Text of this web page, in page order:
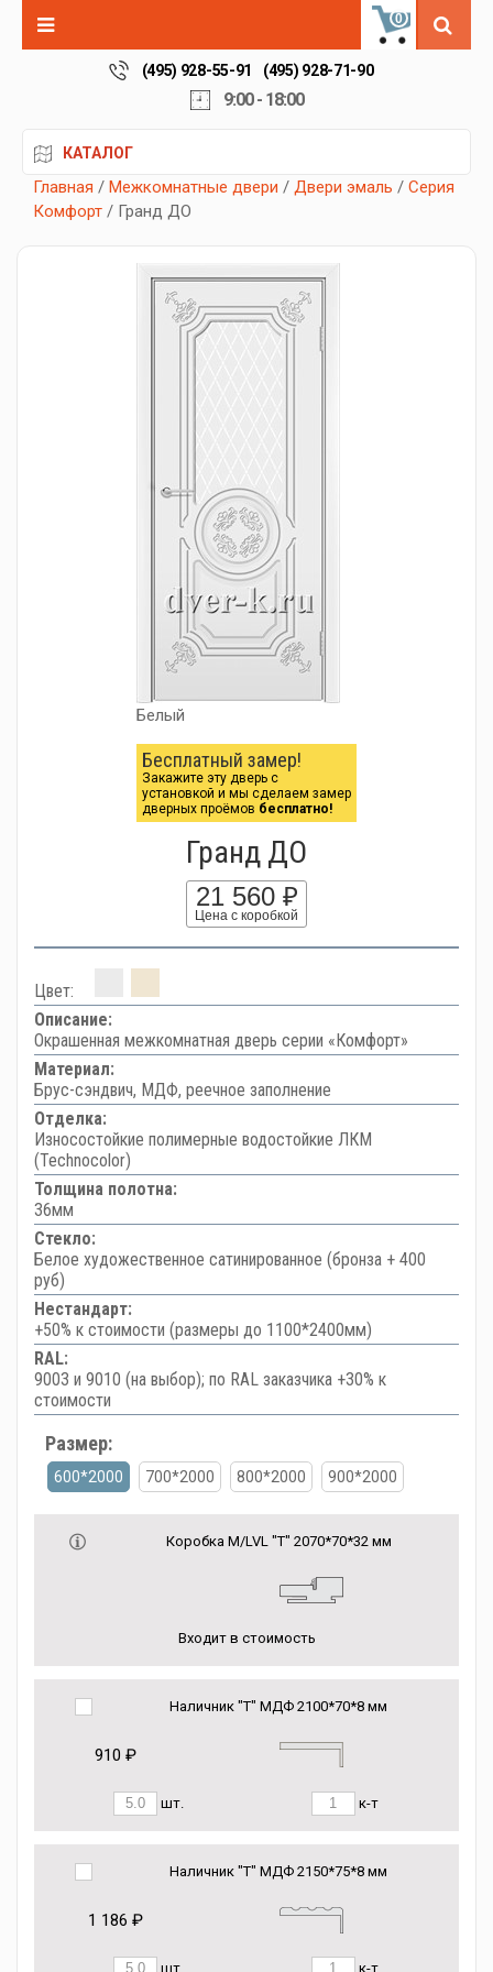
0
(495) 928-55-91 (495) 928-71-90
9:00 - 18:00
КАТАЛОГ
Главная / Межкомнатные двери / Двери эмаль / Серия
Комфорт / Гранд ДО
Белый
Бесплатный замер!
Закажите эту дверь с
установкой и мы сделаем замер
дверных проёмов бесплатно!
Гранд ДО
21 560 ₽
Цена с коробкой
Цвет:
Описание:
Окрашенная межкомнатная дверь серии «Комфорт»
Материал:
Брус-сэндвич, МДФ, реечное заполнение
Отделка:
Износостойкие полимерные водостойкие ЛКМ
(Technocolor)
Толщина полотна:
36мм
Стекло:
Белое художественное сатинированное (бронза + 400
руб)
Нестандарт:
+50% к стоимости (размеры до 1100*2400мм)
RAL:
9003 и 9010 (на выбор); по RAL заказчика +30% к
стоимости
Размер:
600*2000 700*2000 800*2000 900*2000
Коробка М/LVL "Т" 2070*70*32 мм
Входит в стоимость
Наличник "Т" МДФ 2100*70*8 мм
910 ₽
шт. к-т
Наличник "Т" МДФ 2150*75*8 мм
1 186 ₽
шт. к-т